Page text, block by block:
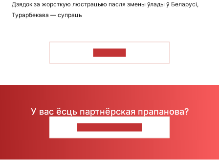
Дзядок за жорсткую люстрацыю пасля змены ўлады ў Беларусі,
Турарбекава — супраць
У вас ёсць партнёрская прапанова?